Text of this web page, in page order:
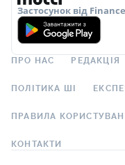
Застосунок від
ПРО НАС РЕДАКЦІЯ
ПОЛІТИКА ШІ
ПРАВИЛА
КОНТАКТИ